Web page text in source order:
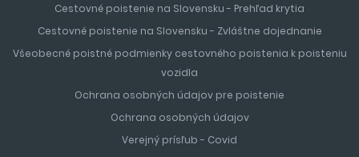
Cestovné poistenie na Slovensku - Prehľad krytia
Cestovné poistenie na Slovensku - Zvláštne dojednanie
Všeobecné poistné podmienky cestovného poistenia k poisteniu
vozidla
Ochrana osobných údajov pre poistenie
Ochrana osobných údajov
Verejný prísľub - Covid